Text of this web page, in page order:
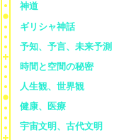
神道
ギリシャ神話
予知、予言、未来予測
時間と空間の秘密
人生観、世界観
健康、医療
宇宙文明、古代文明